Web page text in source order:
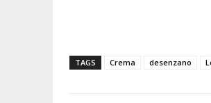
TAGS Crema desenzano